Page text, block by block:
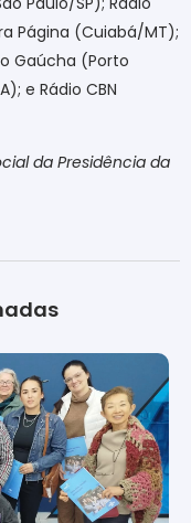
Página (Cuiabá/MT);
Gaúcha (Porto
e Rádio CBN
da Presidência da